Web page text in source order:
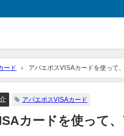
ード アパエポスVISAカードを使って
アパエポスVISAカード
カードを使って